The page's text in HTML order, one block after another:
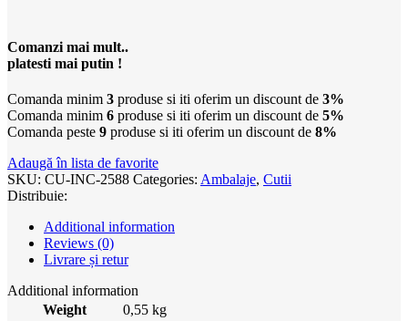
Comanzi mai mult..
platesti mai putin !
Comanda minim 3 produse si iti oferim un discount de 3%
Comanda minim 6 produse si iti oferim un discount de 5%
Comanda peste 9 produse si iti oferim un discount de 8%
Adaugă în lista de favorite
SKU: CU-INC-2588 Categories: Ambalaje, Cutii
Distribuie:
Additional information
Reviews (0)
Livrare și retur
Additional information
Weight
0,55 kg